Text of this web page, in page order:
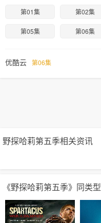
第01集 第02集
第05集 第06集
优酷云 第06集
野探哈莉第五季相关资讯
《野探哈莉第五季》同类型